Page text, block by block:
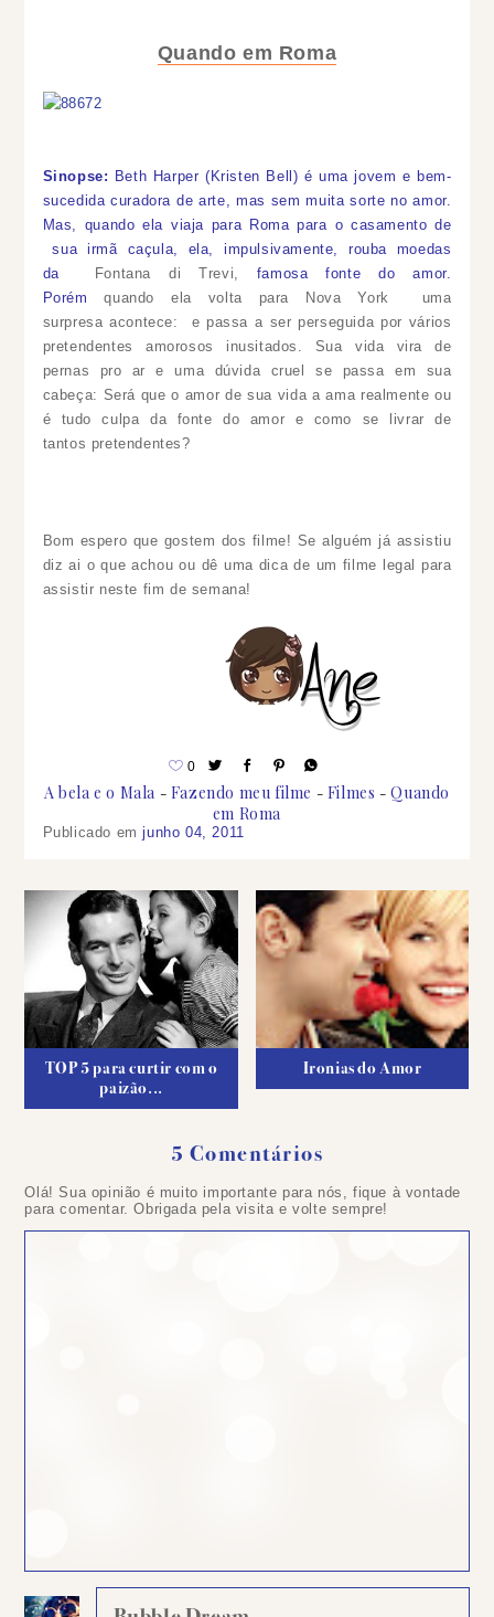
Quando em Roma
Sinopse: Beth Harper (Kristen Bell) é uma jovem e bem-
sucedida curadora de arte, mas sem muita sorte no amor.
Mas, quando ela viaja para Roma para o casamento de
sua irmã caçula,
ela, impulsivamente, rouba moedas
da
Fontana di Trevi, famosa fonte do amor.
Porém
quando ela volta para Nova York uma
surpresa acontece:
e passa a ser perseguida por vários
pretendentes amorosos inusitados. Sua vida vira de
pernas pro ar e uma dúvida cruel se passa em sua
cabeça: Será que o amor de sua vida a ama realmente ou
é tudo culpa da fonte do amor e como se livrar de
tantos pretendentes?
Bom espero que gostem dos filme! Se alguém já assistiu
diz ai o que achou ou dê uma dica de um filme legal para
assistir neste fim de semana!
0
A bela e o Mala Fazendo meu filme Filmes
Quando
em Roma
Publicado emjunho 04, 2011
TOP 5 para curtir com o
paizão...
Ironias do Amor
5 Comentários
Olá! Sua opinião é muito importante para nós, fique à vontade
para comentar. Obrigada pela visita e volte sempre!